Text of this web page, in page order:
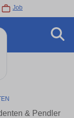
Job
& Pendler